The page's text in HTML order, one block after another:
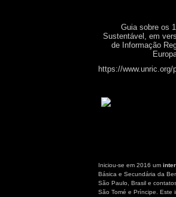
Guia sobre os
Sustentável, em
de Informação
https://www.unric.org/
Iniciou-se em 2016 um
Básica e Secundária da
São Paulo, Brasil e
São Tomé e Príncipe. Este